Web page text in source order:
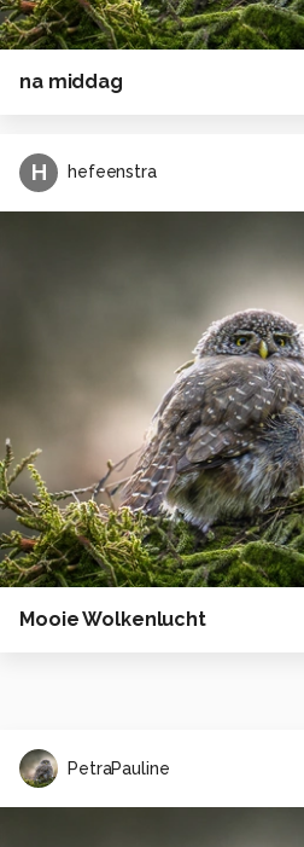
na middag
H hefeenstra
Mooie Wolkenlucht
PetraPauline